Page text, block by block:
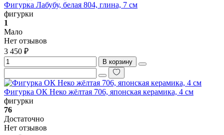
Фигурка Лабубу, белая 804, глина, 7 см
фигурки
1
Мало
Нет отзывов
3 450 ₽
В корзину
Фигурка ОК Неко жёлтая 706, японская керамика, 4 см
фигурки
76
Достаточно
Нет отзывов